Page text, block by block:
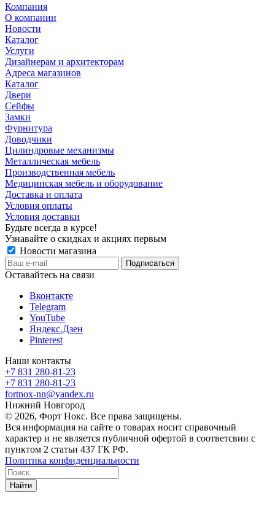
Компания
О компании
Новости
Каталог
Услуги
Дизайнерам и архитекторам
Адреса магазинов
Каталог
Двери
Сейфы
Замки
Фурнитура
Доводчики
Цилиндровые механизмы
Металлическая мебель
Производственная мебель
Медицинская мебель и оборудование
Доставка и оплата
Условия оплаты
Условия доставки
Будьте всегда в курсе!
Узнавайте о скидках и акциях первым
Новости магазина
Оставайтесь на связи
Вконтакте
Telegram
YouTube
Яндекс.Дзен
Pinterest
Наши контакты
+7 831 280-81-23
+7 831 280-81-23
fortnox-nn@yandex.ru
Нижний Новгород
© 2026, Форт Нокс. Все права защищены.
Вся информация на сайте о товарах носит справочный
характер и не является публичной офертой в соответсвии с
пунктом 2 статьи 437 ГК РФ.
Политика конфиденциальности
Найти